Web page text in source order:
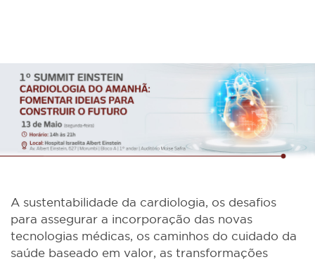
A sustentabilidade da cardiologia, os desafios
para assegurar a incorporação das novas
tecnologias médicas, os caminhos do cuidado da
saúde baseado em valor, as transformações